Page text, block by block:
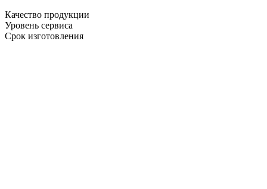
Качество продукции
Уровень сервиса
Срок изготовления